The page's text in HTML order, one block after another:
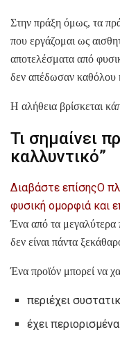
Στην πράξη όμως, τα
που εργάζομαι ως
αποτελέσματα από
δεν απέδωσαν καθόλου
Η αλήθεια βρίσκεται
Τι σημαίνει
καλλυντικό”
Διαβάστε επίσηςΟ
φυσική ομορφιά και
Ένα από τα μεγαλύτερα
δεν είναι πάντα
Ένα προϊόν μπορεί να
περιέχει
έχει